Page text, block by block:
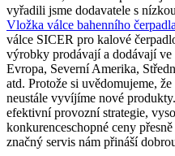
vyřadili jsme dodavatele s
Vložka válce bahenního
válce SICER pro kalové
výrobky prodávají a dodávají
Evropa, Severní Amerika,
atd. Protože si uvědomujeme,
neustále vyvíjíme nové
efektivní provozní strategie,
konkurenceschopné ceny
značný servis nám přináší